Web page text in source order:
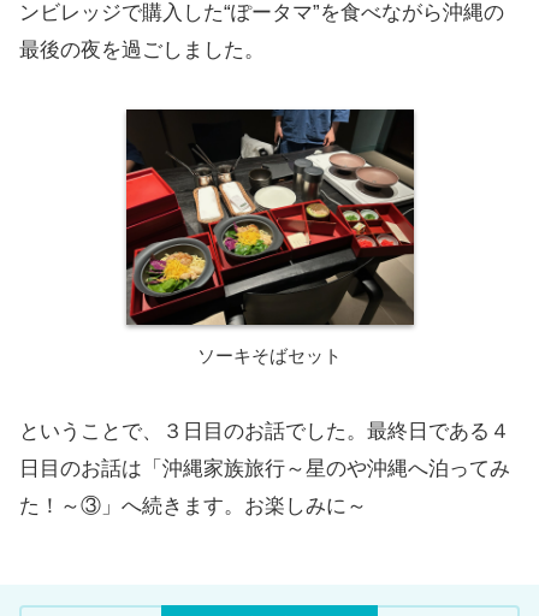
ンビレッジで購入した“ぽータマ”を食べながら沖縄の
最後の夜を過ごしました。
ソーキそばセット
ということで、３日目のお話でした。最終日である４
日目のお話は「沖縄家族旅行～星のや沖縄へ泊ってみ
た！～③」へ続きます。お楽しみに～